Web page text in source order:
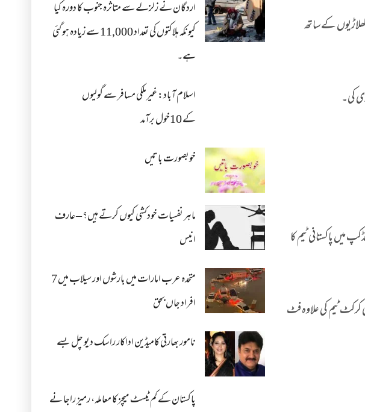
اردگان نے زلزلے سے متاثرہ جنوب کا دورہ کیا
کیونکہ ہلاکتوں کی تعداد 11,000 سے زیادہ ہو گئی
ہے۔
اسلام آباد: غیرملکی مسافر سے گولیوں
کے 10خول برآمد
خوبصورت باتیں
ماہر نفسیات خودکشی کیوں کرتے ہیں؟ – عارف
انیس
متحدہ عرب امارات میں بارشوں اور سیلاب میں 7
افراد جاں بحق
نامور بھارتی کامیڈین اداکار راسک دیو چل بسے
پاکستان کے کم ٹیسٹ میچز کا معاملہ، رمیز راجا نے
کے ساتھ
کی۔
وہ 2013 میں ہونے والے ویمن ورلڈکپ میں پاکستانی ٹیم کا
قومی کرکٹ ٹیم کی علاوہ فٹ